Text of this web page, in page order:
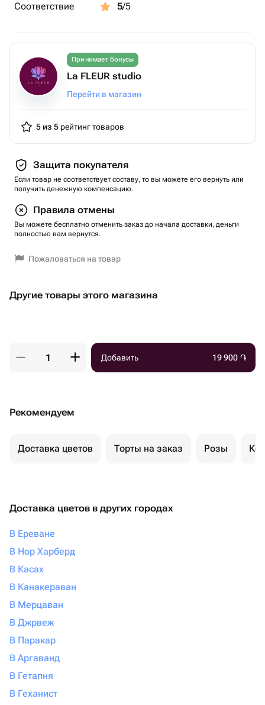
Соответствие 5/5
Принимает бонусы
La FLEUR studio
Перейти в магазин
5 из 5 рейтинг товаров
Защита покупателя
Если товар не соответствует составу, то вы можете его вернуть или
получить денежную компенсацию.
Правила отмены
Вы можете бесплатно отменить заказ до начала доставки, деньги
полностью вам вернутся.
Пожаловаться на товар
Другие товары этого магазина
Добавить 19 900 ֏
Рекомендуем
Доставка цветов Торты на заказ Розы
Доставка цветов в других городах
В Ереване
В Нор Харберд
В Касах
В Канакераван
В Мерцаван
В Джрвеж
В Паракар
В Аргаванд
В Гетапня
В Геханист